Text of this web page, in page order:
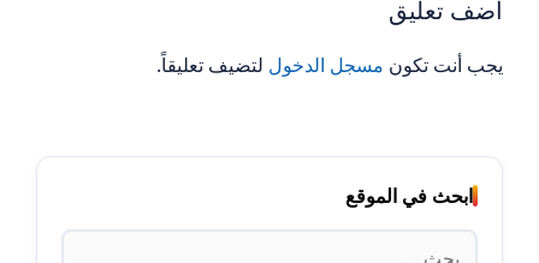
أضف تعليق
يجب أنت تكون مسجل الدخول لتضيف تعليقاً.
ابحث في الموقع
البحث